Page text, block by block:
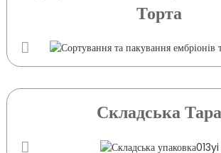
Торта
Складська Тара